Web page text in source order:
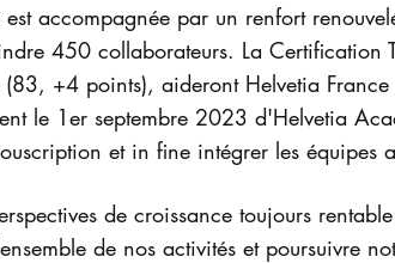
accompagnée par un renfort
450 collaborateurs. La
+4 points), aideront Helvetia
le 1er septembre 2023 d'Helvetia
et in fine intégrer les
de croissance toujours
de nos activités et poursuivre